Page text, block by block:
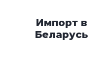
Импорт в
Беларусь